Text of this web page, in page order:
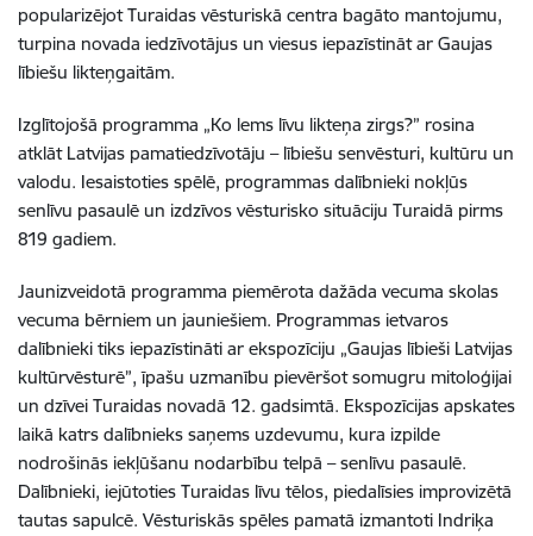
popularizējot Turaidas vēsturiskā centra bagāto mantojumu,
turpina novada iedzīvotājus un viesus iepazīstināt ar Gaujas
lībiešu likteņgaitām.
Izglītojošā programma „Ko lems līvu likteņa zirgs?” rosina
atklāt Latvijas pamatiedzīvotāju – lībiešu senvēsturi, kultūru un
valodu. Iesaistoties spēlē, programmas dalībnieki nokļūs
senlīvu pasaulē un izdzīvos vēsturisko situāciju Turaidā pirms
819 gadiem.
Jaunizveidotā programma piemērota dažāda vecuma skolas
vecuma bērniem un jauniešiem. Programmas ietvaros
dalībnieki tiks iepazīstināti ar ekspozīciju „Gaujas lībieši Latvijas
kultūrvēsturē”, īpašu uzmanību pievēršot somugru mitoloģijai
un dzīvei Turaidas novadā 12. gadsimtā. Ekspozīcijas apskates
laikā katrs dalībnieks saņems uzdevumu, kura izpilde
nodrošinās iekļūšanu nodarbību telpā – senlīvu pasaulē.
Dalībnieki, iejūtoties Turaidas līvu tēlos, piedalīsies improvizētā
tautas sapulcē. Vēsturiskās spēles pamatā izmantoti Indriķa